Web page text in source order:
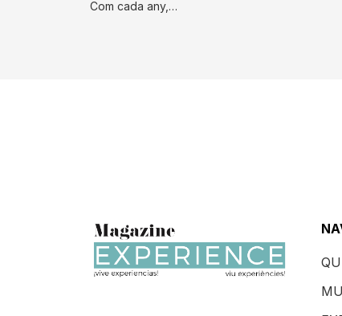
Com cada any,…